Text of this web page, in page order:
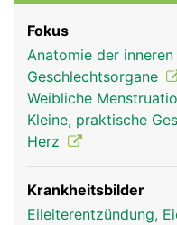
Rubriken
den inneren
Mann die Hoden,
Samenleiter und
Scheide (Vagina),
Eierstöcke. Auch die
den
dienen vor allem zur
Hormonproduktion
sexuellen Lust. Beim
Fokus
Anatomie der
Geschlechtsorgane
Weibliche
Kleine, praktische
Herz
Krankheitsbilder
Eileiterentzündung,